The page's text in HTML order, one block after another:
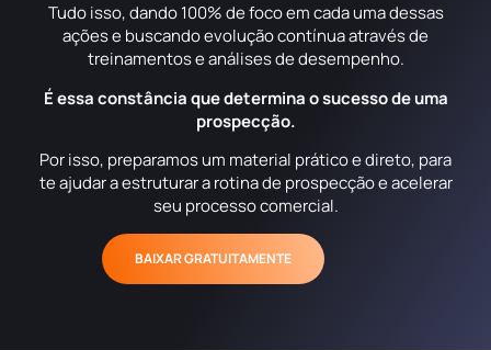
Tudo isso, dando 100% de foco em cada uma dessas
ações e buscando evolução contínua através de
treinamentos e análises de desempenho.
É essa constância que determina o sucesso de uma
prospecção.
Por isso, preparamos um material prático e direto, para
te ajudar a estruturar a rotina de prospecção e acelerar
seu processo comercial.
BAIXAR GRATUITAMENTE